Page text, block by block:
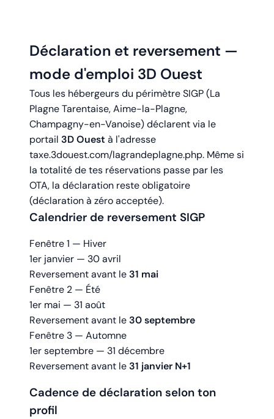
Déclaration et reversement —
mode d'emploi 3D Ouest
Tous les hébergeurs du périmètre SIGP (La
Plagne Tarentaise, Aime-la-Plagne,
Champagny-en-Vanoise) déclarent via le
portail 3D Ouest à l'adresse
taxe.3douest.com/lagrandeplagne.php. Même si
la totalité de tes réservations passe par les
OTA, la déclaration reste obligatoire
(déclaration à zéro acceptée).
Calendrier de reversement SIGP
Fenêtre 1 — Hiver
1er janvier — 30 avril
Reversement avant le 31 mai
Fenêtre 2 — Été
1er mai — 31 août
Reversement avant le 30 septembre
Fenêtre 3 — Automne
1er septembre — 31 décembre
Reversement avant le 31 janvier N+1
Cadence de déclaration selon ton
profil